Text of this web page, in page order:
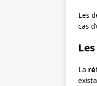
Les
cas
La